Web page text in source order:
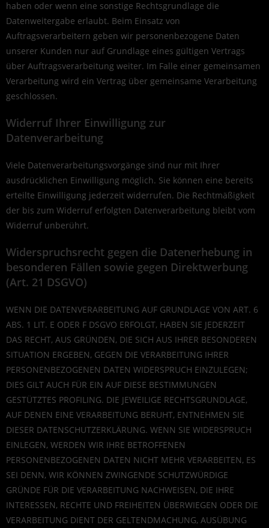
haben oder wenn eine sonstige Rechtsgrundlage die
Datenweitergabe erlaubt. Beim Einsatz von
Auftragsverarbeitern geben wir personenbezogene Daten
unserer Kunden nur auf Grundlage eines gültigen Vertrags
über Auftragsverarbeitung weiter. Im Falle einer gemeinsamen
Verarbeitung wird ein Vertrag über gemeinsame Verarbeitung
geschlossen.
Widerruf Ihrer Einwilligung zur
Datenverarbeitung
Viele Datenverarbeitungsvorgänge sind nur mit Ihrer
ausdrücklichen Einwilligung möglich. Sie können eine bereits
erteilte Einwilligung jederzeit widerrufen. Die Rechtmäßigkeit
der bis zum Widerruf erfolgten Datenverarbeitung bleibt vom
Widerruf unberührt.
Widerspruchsrecht gegen die Datenerhebung in
besonderen Fällen sowie gegen Direktwerbung
(Art. 21 DSGVO)
WENN DIE DATENVERARBEITUNG AUF GRUNDLAGE VON ART. 6
ABS. 1 LIT. E ODER F DSGVO ERFOLGT, HABEN SIE JEDERZEIT
DAS RECHT, AUS GRÜNDEN, DIE SICH AUS IHRER BESONDEREN
SITUATION ERGEBEN, GEGEN DIE VERARBEITUNG IHRER
PERSONENBEZOGENEN DATEN WIDERSPRUCH EINZULEGEN;
DIES GILT AUCH FÜR EIN AUF DIESE BESTIMMUNGEN
GESTÜTZTES PROFILING. DIE JEWEILIGE RECHTSGRUNDLAGE,
AUF DENEN EINE VERARBEITUNG BERUHT, ENTNEHMEN SIE
DIESER DATENSCHUTZERKLÄRUNG. WENN SIE WIDERSPRUCH
EINLEGEN, WERDEN WIR IHRE BETROFFENEN
PERSONENBEZOGENEN DATEN NICHT MEHR VERARBEITEN, ES
SEI DENN, WIR KÖNNEN ZWINGENDE SCHUTZWÜRDIGE
GRÜNDE FÜR DIE VERARBEITUNG NACHWEISEN, DIE IHRE
INTERESSEN, RECHTE UND FREIHEITEN ÜBERWIEGEN ODER DIE
VERARBEITUNG DIENT DER GELTENDMACHUNG, AUSÜBUNG